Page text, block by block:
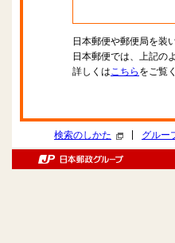
日本郵便や郵便局を装
日本郵便では、上記の
詳しくはこちら をご覧
検索のしかた グルー